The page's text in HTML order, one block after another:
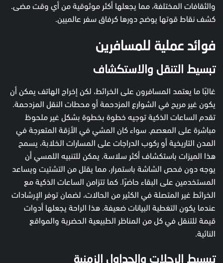
والثقافات المختلفة، مما يجعلها أكثر موثوقية من أي وقت مضى.
كشف نقاط قوتها يوضح دورها كرفاق سفر عالميين.
فوائد عملية للمسافرين
تبسيط التنقل والاستكشاف
غالبًا ما يعتمد المسافرون على الخرائط، لكن إخراج الهاتف يمكن أن
يكون غير مريح في الشوارع المزدحمة أو محطات النقل المزدحمة.
تقدم الساعات الذكية توجيه خطوة بخطوة بشكل غير ملحوظ
مباشرة على المعصم. سواء كان المشي في الأزقة المتعرجة في
المدن التاريخية أو ركوب الدراجات على المسارات الخلابة، يسمح
هذا الميزات باستكشاف أكثر سلاسة. يمكن للتنبيه اللمسي أن
يوجه دون فحص الشاشة باستمرار، مما يقلل من التشتيت ويساعد
المستخدمين على البقاء حاضرًا. كما تتزامن الساعات الذكية مع
الخرائط غير المتصلة في الكثير من الحالات، لضمان توفر الإرشادات
عندما يكون التغطية البيانات ضعيفة. هذا الراحة يجعلها أدوات
قيمة للتنقل في كل من المناظر الطبيعية الحضرية والمواقع
النائية.
تبسيط الرحلات والجداول الزمنية